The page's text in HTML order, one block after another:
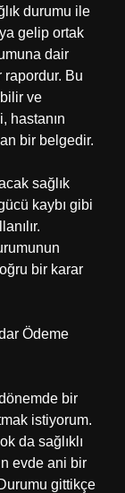
durumu ile
gelip ortak
dair
rapordur. Bu
ve
hastanın
bir belgedir.
sağlık
kaybı gibi
bir karar
Ödeme
bir
istiyorum.
da sağlıklı
evde ani bir
gittikçe